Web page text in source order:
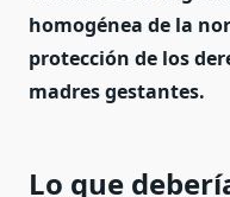
homogénea de la
protección de los
madres gestantes.
Lo que